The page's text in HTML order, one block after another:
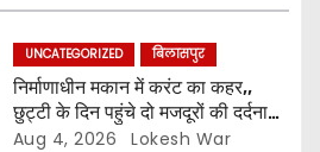
UNCATEGORIZED बिलासपुर
निर्माणाधीन मकान में करंट का कहर,,
छुट्टी के दिन पहुंचे दो मजदूरों की दर्दनाक
मौत,, सुरक्षा इंतजामों पर उठे सवाल…
Aug 4, 2026
Lokesh War